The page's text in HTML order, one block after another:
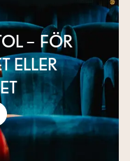
– FÖR
ELLER